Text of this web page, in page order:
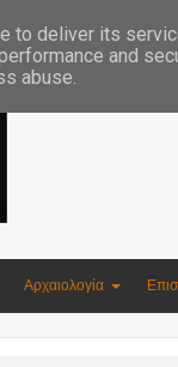
Αρχαιολογία
to deliver its
and
abuse.